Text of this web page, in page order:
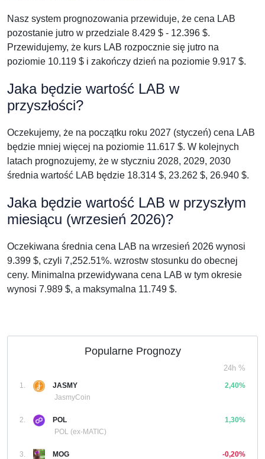
Nasz system prognozowania przewiduje, że cena LAB
pozostanie jutro w przedziale 8.429 $ - 12.396 $.
Przewidujemy, że kurs LAB rozpocznie się jutro na
poziomie 10.119 $ i zakończy dzień na poziomie 9.917 $.
Jaka będzie wartość LAB w
przyszłości?
Oczekujemy, że na początku roku 2027 (styczeń) cena LAB
będzie mniej więcej na poziomie 11.617 $. W kolejnych
latach prognozujemy, że w styczniu 2028, 2029, 2030
średnia wartość LAB będzie 18.314 $, 23.262 $, 26.940 $.
Jaka będzie wartość LAB w przyszłym
miesiącu (wrzesień 2026)?
Oczekiwana średnia cena LAB na wrzesień 2026 wynosi
9.399 $, czyli 7,252.51%. wzrostw stosunku do obecnej
ceny. Minimalna przewidywana cena LAB w tym okresie
wynosi 7.989 $, a maksymalna 11.749 $.
Popularne Prognozy
24h %
1.
JASMY
JasmyCoin
2,40%
2.
POL
POL (ex-MATIC)
1,30%
3.
MOG
-0,20%